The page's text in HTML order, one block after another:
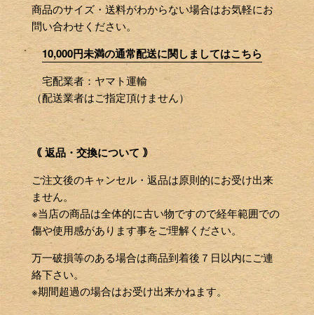
商品のサイズ・送料がわからない場合はお気軽にお
問い合わせください。
10,000円未満の通常配送に関しましてはこちら
宅配業者：ヤマト運輸
（配送業者はご指定頂けません）
｟ 返品・交換について ｠
ご注文後のキャンセル・返品は原則的にお受け出来
ません。
※当店の商品は全体的に古い物ですので経年範囲での
傷や使用感があります事をご理解ください。
万一破損等のある場合は商品到着後７日以内にご連
絡下さい。
※期間超過の場合はお受け出来かねます。